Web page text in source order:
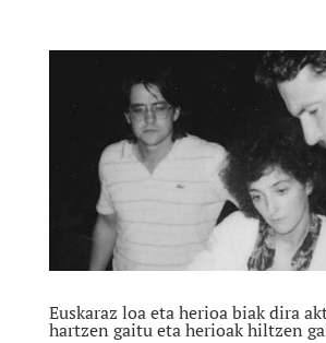
Euskaraz loa eta herioa biak dira
hartzen gaitu eta herioak hiltzen